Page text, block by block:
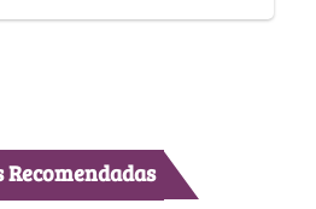
Recomendadas